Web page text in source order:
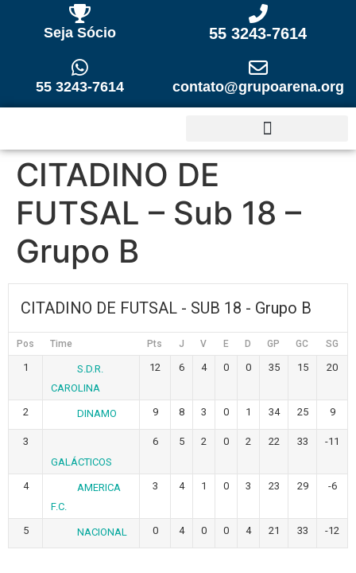
Seja Sócio 55 3243-7614
55 3243-7614 contato@grupoarena.org
CITADINO DE
FUTSAL – Sub 18 –
Grupo B
CITADINO DE FUTSAL - SUB 18 - Grupo B
Pos Time Pts J V E D GP GC SG
1
S.D.R.
CAROLINA
12 6 4 0 0 35 15 20
2 DINAMO 9 8 3 0 1 34 25 9
3
GALÁCTICOS
6 5 2 0 2 22 33 -11
4
AMERICA
F.C.
3 4 1 0 3 23 29 -6
5 NACIONAL 0 4 0 0 4 21 33 -12